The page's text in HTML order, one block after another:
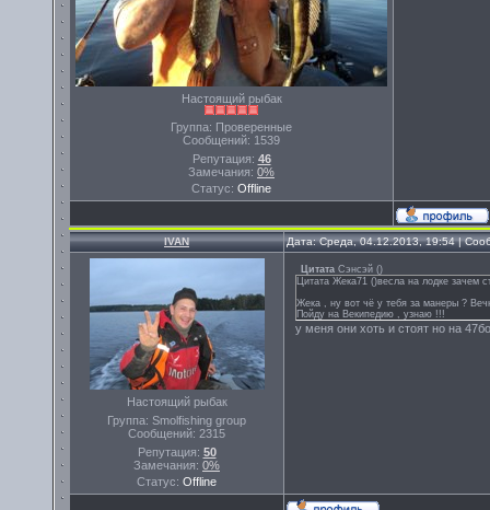
Настоящий рыбак
Группа: Проверенные
Сообщений: 1539
Репутация: 46
Замечания: 0%
Статус: Offline
IVAN Дата: Среда, 04.12.2013, 19:54 |
Настоящий рыбак
Группа: Smolfishing group
Сообщений: 2315
Репутация: 50
Замечания: 0%
Статус: Offline
Цитата Сэнсэй ()
Цитата Жека71 ()весла на лодке зачем
Жека , ну вот чё у тебя за манеры ?
Пойду на Векипедию , узнаю !!!
у меня они хоть и стоят но на